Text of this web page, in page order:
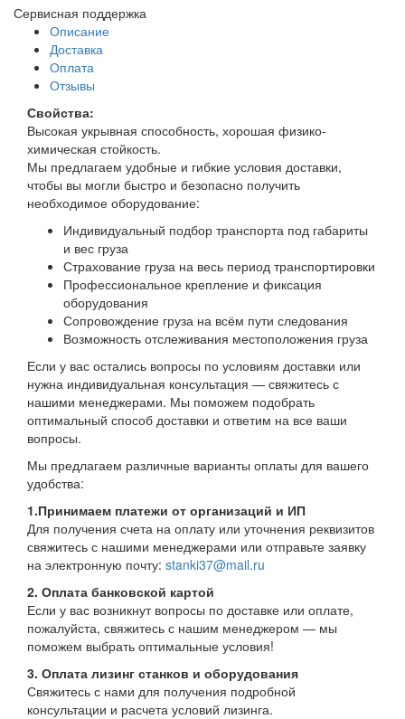
Сервисная поддержка
Описание
Доставка
Оплата
Отзывы
Свойства:
Высокая укрывная способность, хорошая физико-
химическая стойкость.
Мы предлагаем удобные и гибкие условия доставки,
чтобы вы могли быстро и безопасно получить
необходимое оборудование:
Индивидуальный подбор транспорта под габариты
и вес груза
Страхование груза на весь период транспортировки
Профессиональное крепление и фиксация
оборудования
Сопровождение груза на всём пути следования
Возможность отслеживания местоположения груза
Если у вас остались вопросы по условиям доставки или
нужна индивидуальная консультация — свяжитесь с
нашими менеджерами. Мы поможем подобрать
оптимальный способ доставки и ответим на все ваши
вопросы.
Мы предлагаем различные варианты оплаты для вашего
удобства:
1.Принимаем платежи от организаций и ИП
Для получения счета на оплату или уточнения реквизитов
свяжитесь с нашими менеджерами или отправьте заявку
на электронную почту: stanki37@mail.ru
2. Оплата банковской картой
Если у вас возникнут вопросы по доставке или оплате,
пожалуйста, свяжитесь с нашим менеджером — мы
поможем выбрать оптимальные условия!
3. Оплата лизинг станков и оборудования
Свяжитесь с нами для получения подробной
консультации и расчета условий лизинга.